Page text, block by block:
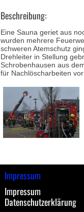
Beschreibung:
Eine Sauna geriet aus
wurden mehrere
schweren Atemschutz
Drehleiter in Stellung
Schrobenhausen aus
für Nachlöscharbeiten
Impressum
Impressum
Datenschutzerklärung